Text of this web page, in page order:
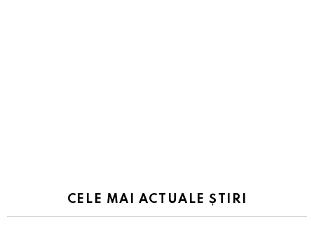
CELE MAI ACTUALE ȘTIRI